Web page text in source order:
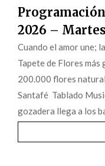
2026 –
Cuando el amor une;
Tapete de Flores más
200.000 flores
Santafé Tablado
gozadera llega a los